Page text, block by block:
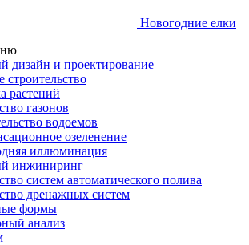
Новогодние елки
дизайн и проектирование
растений
газонов
водоемов
озеленение
иллюминация
инжиниринг
систем автоматического полива
дренажных систем
формы
анализ